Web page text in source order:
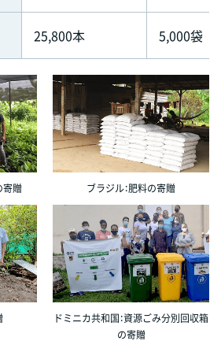
25,800本 5,000袋
寄贈 ブラジル：肥料の寄贈
ドミニカ共和国：資源ごみ分別回収箱
の寄贈